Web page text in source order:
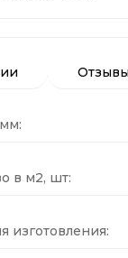
Отзывы
в м2, шт:
изготовления: